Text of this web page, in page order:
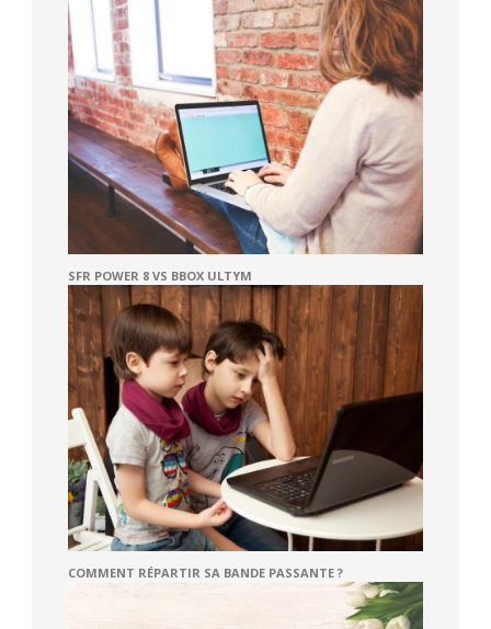
SFR POWER 8 VS BBOX ULTYM
COMMENT RÉPARTIR SA BANDE PASSANTE ?